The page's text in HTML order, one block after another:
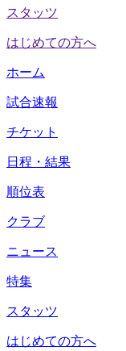
スタッツ
はじめての方へ
ホーム
試合速報
チケット
日程・結果
順位表
クラブ
ニュース
特集
スタッツ
はじめての方へ